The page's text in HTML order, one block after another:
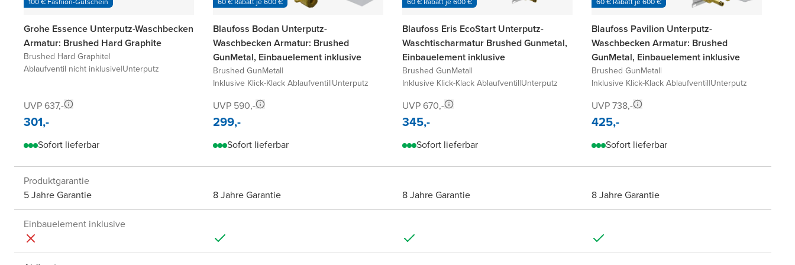
Grohe Essence Unterputz-Waschbecken
Armatur: Brushed Hard Graphite
Brushed Hard Graphite|
Ablaufventil nicht inklusive|Unterputz
UVP 637,-
301,-
Sofort lieferbar
Blaufoss Bodan Unterputz-
Waschbecken Armatur: Brushed
GunMetal, Einbauelement inklusive
Brushed GunMetal|
Inklusive Klick-Klack Ablaufventil|Unterputz
UVP 590,-
299,-
Sofort lieferbar
Blaufoss Eris EcoStart Unterputz-
Waschtischarmatur Brushed Gunmetal,
Einbauelement inklusive
Brushed GunMetal|
Inklusive Klick-Klack Ablaufventil|Unterputz
UVP 670,-
345,-
Sofort lieferbar
Blaufoss Pavilion Unterputz-
Waschbecken Armatur: Brushed
GunMetal, Einbauelement inklusive
Brushed GunMetal|
Inklusive Klick-Klack Ablaufventil|Unterputz
UVP 738,-
425,-
Sofort lieferbar
Produktgarantie
5 Jahre Garantie
8 Jahre Garantie 8 Jahre Garantie 8 Jahre Garantie
Einbauelement inklusive